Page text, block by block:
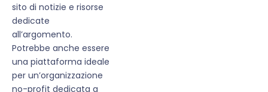
sito di notizie e risorse
dedicate
all’argomento.
Potrebbe anche essere
una piattaforma ideale
per un’organizzazione
no-profit dedicata a